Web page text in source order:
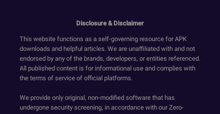
Disclosure & Disclaimer
This website functions as a self-governing resource for APK
downloads and helpful articles. We are unaffiliated with and not
endorsed by any of the brands, developers, or entities referenced.
All published content is for informational use and complies with
the terms of service of official platforms.
We provide only original, non-modified software that has
undergone security screening, in accordance with our Zero-